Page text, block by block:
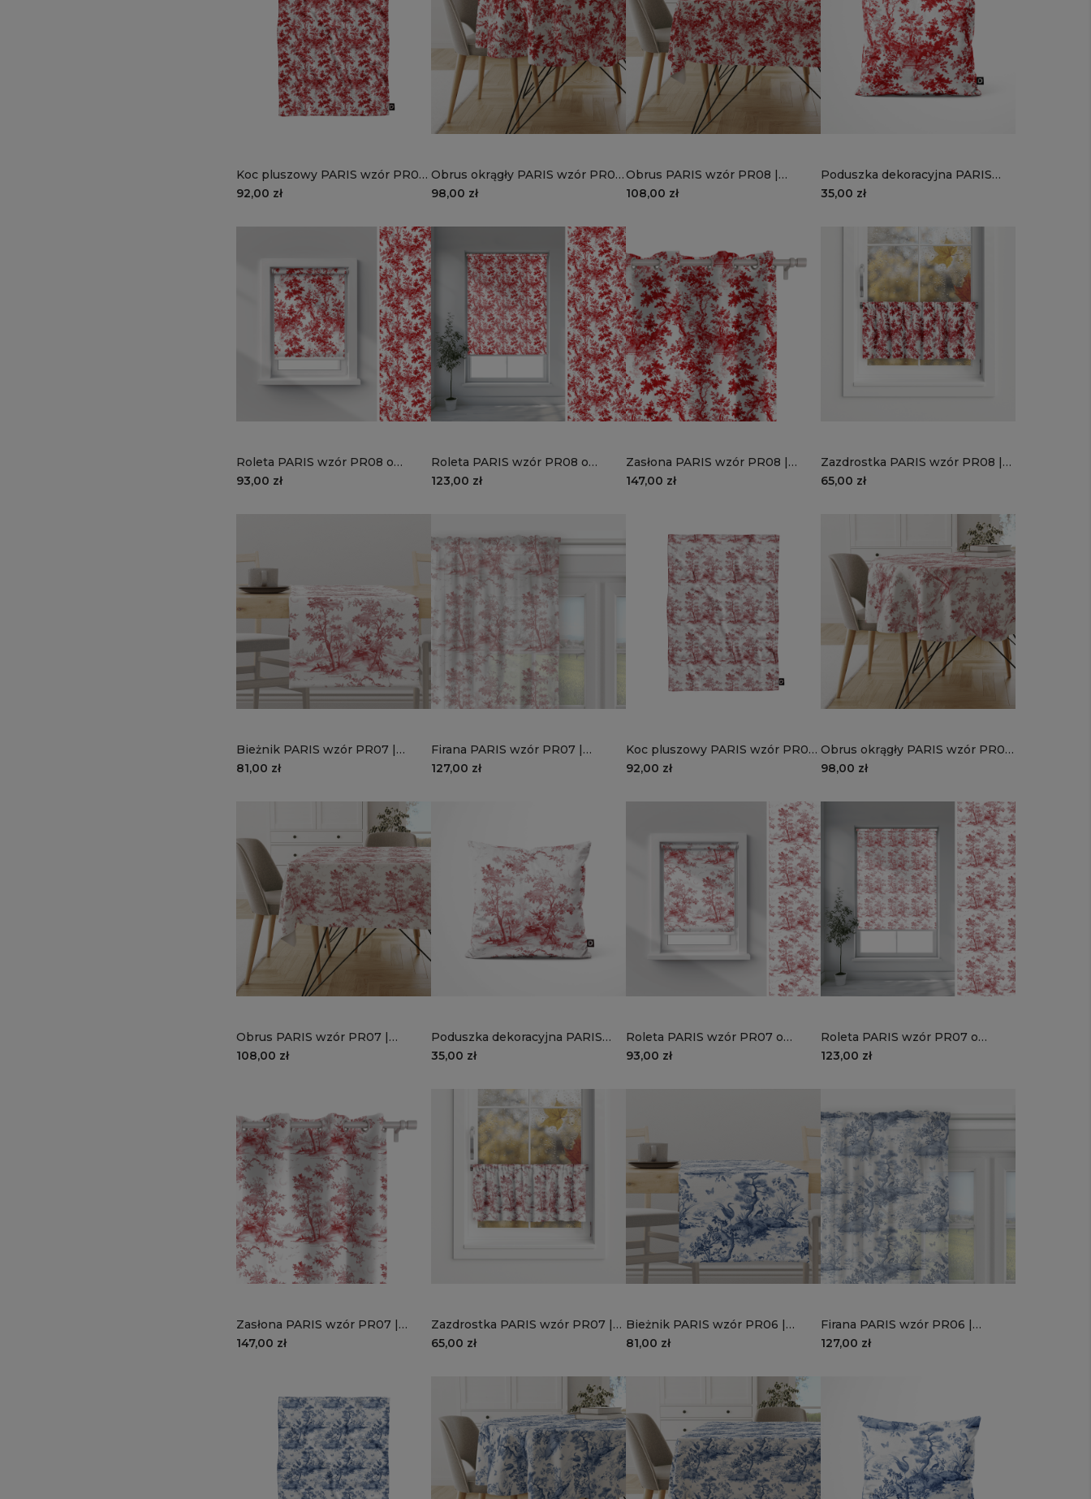
Koc pluszowy PARIS wzór PR08
| romantyczny zaułek
92,00 zł
Obrus okrągły PARIS wzór PR08
| romantyczny zaułek
98,00 zł
Obrus PARIS wzór PR08 |
romantyczny zaułek
108,00 zł
Poduszka dekoracyjna PARIS
wzór PR08 | romantyczny zaułek
35,00 zł
Roleta PARIS wzór PR08 o
wysokości 150 cm | romantyczny
93,00 zł
Roleta PARIS wzór PR08 o
wysokości 220 cm | romantyczny
123,00 zł
Zasłona PARIS wzór PR08 |
romantyczny zaułek
147,00 zł
Zazdrostka PARIS wzór PR08 |
romantyczny zaułek
65,00 zł
Bieżnik PARIS wzór PR07 |
francuski sen
81,00 zł
Firana PARIS wzór PR07 |
francuski sen
127,00 zł
Koc pluszowy PARIS wzór PR07
| francuski sen
92,00 zł
Obrus okrągły PARIS wzór PR07
| francuski sen
98,00 zł
Obrus PARIS wzór PR07 |
francuski sen
108,00 zł
Poduszka dekoracyjna PARIS
wzór PR07 | francuski sen
35,00 zł
Roleta PARIS wzór PR07 o
wysokości 150 cm | francuski sen
93,00 zł
Roleta PARIS wzór PR07 o
wysokości 220 cm | francuski
123,00 zł
Zasłona PARIS wzór PR07 |
francuski sen
147,00 zł
Zazdrostka PARIS wzór PR07 |
francuski sen
65,00 zł
Bieżnik PARIS wzór PR06 |
bajkowy ogród
81,00 zł
Firana PARIS wzór PR06 |
bajkowy ogród
127,00 zł